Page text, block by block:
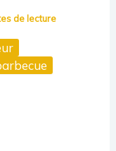
de lecture